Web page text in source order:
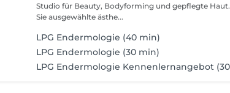
Studio für Beauty, Bodyforming und gepflegte Haut. Bei uns finden
Sie ausgewählte ästhe...
LPG Endermologie (40 min)
LPG Endermologie (30 min)
LPG Endermologie Kennenlernangebot